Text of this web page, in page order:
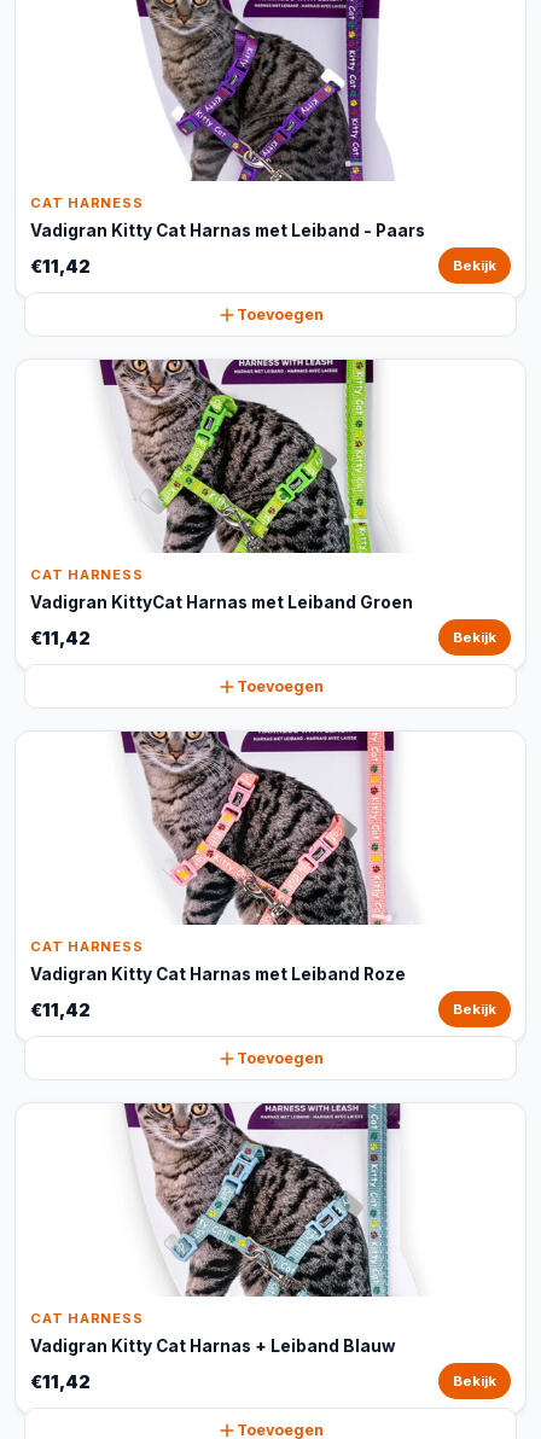
CAT HARNESS
Vadigran Kitty Cat Harnas met Leiband - Paars
€11,42 Bekijk
Toevoegen
CAT HARNESS
Vadigran KittyCat Harnas met Leiband Groen
€11,42 Bekijk
Toevoegen
CAT HARNESS
Vadigran Kitty Cat Harnas met Leiband Roze
€11,42 Bekijk
Toevoegen
CAT HARNESS
Vadigran Kitty Cat Harnas + Leiband Blauw
€11,42 Bekijk
Toevoegen